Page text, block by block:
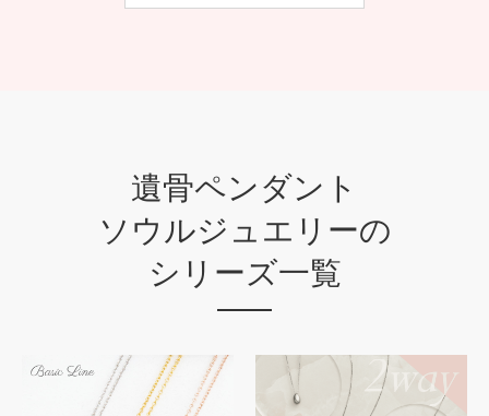
遺骨ペンダント
ソウルジュエリーの
シリーズ一覧